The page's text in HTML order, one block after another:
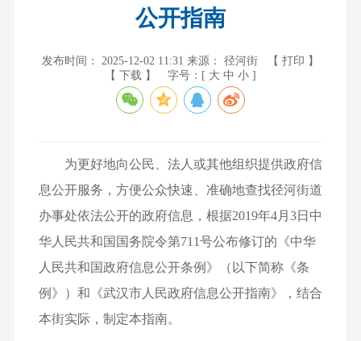
公开指南
发布时间： 2025-12-02 11:31 来源： 径河街
【 打印 】
【 下载 】
字号：[ 大 中 小 ]
为更好地向公民、法人或其他组织提供政府信
息公开服务，方便公众快速、准确地查找径河街道
办事处依法公开的政府信息，根据2019年4月3日中
华人民共和国国务院令第711号公布修订的《中华
人民共和国政府信息公开条例》（以下简称《条
例》）和《武汉市人民政府信息公开指南》，结合
本街实际，制定本指南。